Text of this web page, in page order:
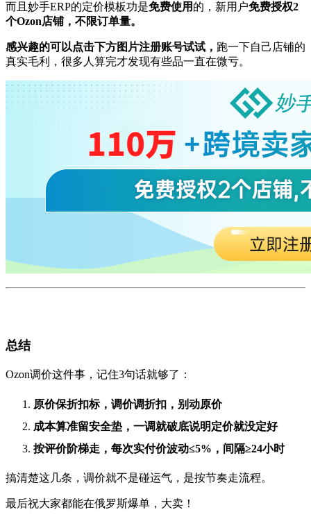
而且妙手ERP的定价模板功是免费使用 的，新用户免费授权2
个Ozon店铺，不限订单量。
感兴趣的可以点击下方图片注册账号试试， 跑一下自己店铺的
真实毛利，很多人算完才发现有些品一直在微亏。
总结
Ozon调价这件事，记住3句话就够了：
原价保折扣标，调价调折扣，别动原价
成本算准留安全垫，一调就破底说明定价就没定好
按评价阶梯走，每次实付价波动≤5%，间隔≥24小时
搞清楚这几条，调价就不是碰运气，是按节奏走流程。
最后祝大家都能在俄罗斯爆单，大卖！